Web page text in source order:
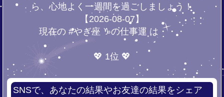
ら、心地よく一週間を過ごしましょう！
【2026-08-07】
現在の #やぎ座 ♑の仕事運 は・・・
💖 1位 💖
SNSで、あなたの結果やお友達の結果をシェア